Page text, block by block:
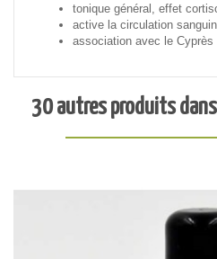
tonique général, effet
active la circulation
association avec le Cyprès
30 autres produits